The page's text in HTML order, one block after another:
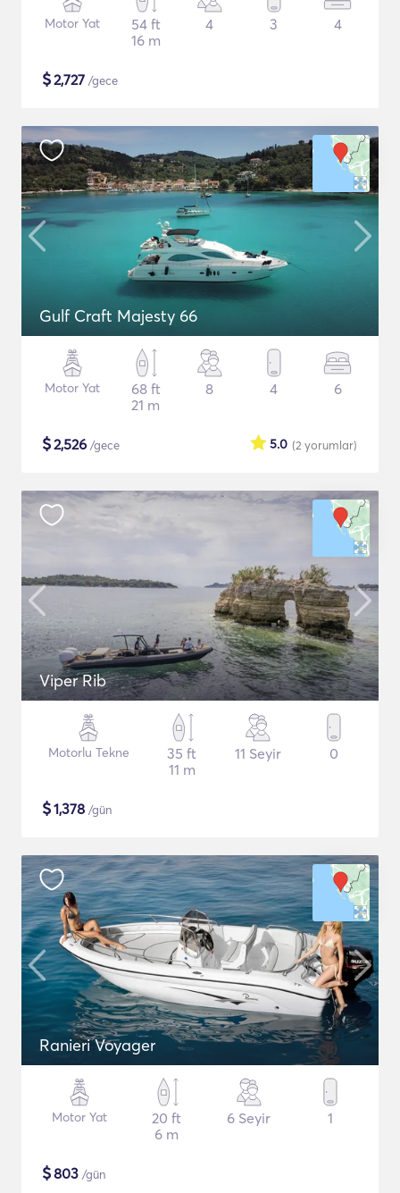
Motor Yat
54 ft
16 m
4 3 4
$2,727 /gece
Gulf Craft Majesty 66
Motor Yat
68 ft
21 m
8 4 6
$2,526 /gece (2 yorumlar)
5.0
Viper Rib
Motorlu Tekne
35 ft
11 m
11 Seyir 0
$1,378 /gün
Ranieri Voyager
Motor Yat
20 ft
6 m
6 Seyir 1
$803 /gün